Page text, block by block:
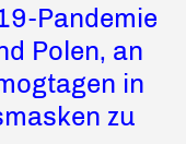
Pandemie
Polen, an
in
zu